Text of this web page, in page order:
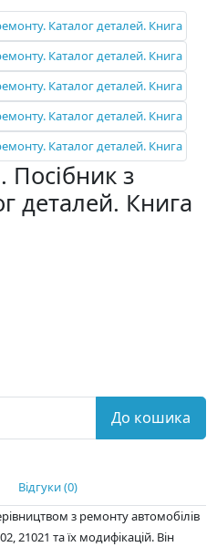
з
деталей. Книга
До кошика
Відгуки (0)
з ремонту автомобілів
21021 та їх модифікацій. Він